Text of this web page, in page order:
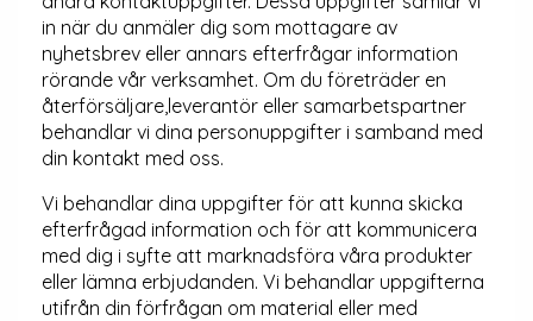
in när du anmäler dig som mottagare av
nyhetsbrev eller annars efterfrågar information
rörande vår verksamhet. Om du företräder en
återförsäljare,leverantör eller samarbetspartner
behandlar vi dina personuppgifter i samband med
din kontakt med oss.
Vi behandlar dina uppgifter för att kunna skicka
efterfrågad information och för att kommunicera
med dig i syfte att marknadsföra våra produkter
eller lämna erbjudanden. Vi behandlar uppgifterna
utifrån din förfrågan om material eller med